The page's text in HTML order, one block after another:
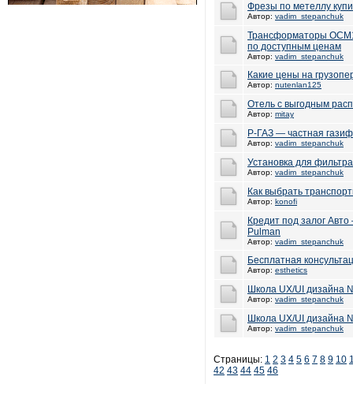
Фрезы по метеллу
Автор: vadim_stepanchuk
Трансформаторы
по доступным ценам
Автор: vadim_stepanchuk
Какие цены на
Автор: nutenlan125
Отель с выгодным
Автор: mitay
Р-ГАЗ — частная
Автор: vadim_stepanchuk
Установка для
Автор: vadim_stepanchuk
Как выбрать
Автор: konofi
Кредит под залог
Pulman
Автор: vadim_stepanchuk
Бесплатная
Автор: esthetics
Школа UX/UI дизайна
Автор: vadim_stepanchuk
Школа UX/UI дизайна
Автор: vadim_stepanchuk
Страницы: 1 2 3 4 5 6 7 8 9 10
42 43 44 45 46